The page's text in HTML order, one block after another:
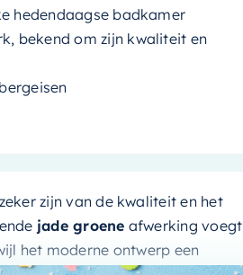
hedendaagse badkamer
bekend om zijn kwaliteit en
zijn van de kwaliteit en het
jade groene afwerking voegt
het moderne ontwerp een